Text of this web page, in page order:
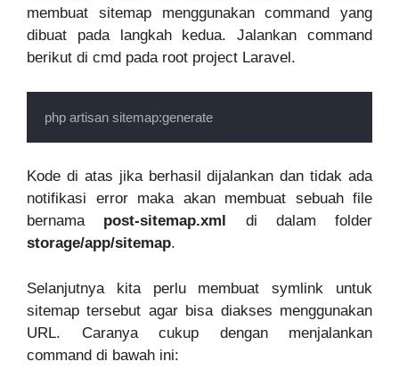
membuat sitemap menggunakan command yang
dibuat pada langkah kedua. Jalankan command
berikut di cmd pada root project Laravel.
php artisan sitemap:generate
Kode di atas jika berhasil dijalankan dan tidak ada
notifikasi error maka akan membuat sebuah file
bernama post-sitemap.xml di dalam folder
storage/app/sitemap.
Selanjutnya kita perlu membuat symlink untuk
sitemap tersebut agar bisa diakses menggunakan
URL. Caranya cukup dengan menjalankan
command di bawah ini: